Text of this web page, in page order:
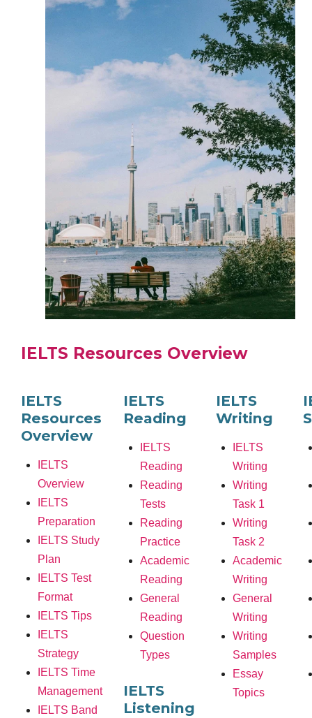
IELTS Resources Overview
IELTS
Resources
Overview
IELTS
Overview
IELTS
Preparation
IELTS Study
Plan
IELTS Test
Format
IELTS Tips
IELTS
Strategy
IELTS Time
Management
IELTS Band
IELTS
Reading
IELTS
Reading
Reading
Tests
Reading
Practice
Academic
Reading
General
Reading
Question
Types
IELTS
Listening
IELTS
Writing
IELTS
Writing
Writing
Task 1
Writing
Task 2
Academic
Writing
General
Writing
Writing
Samples
Essay
Topics